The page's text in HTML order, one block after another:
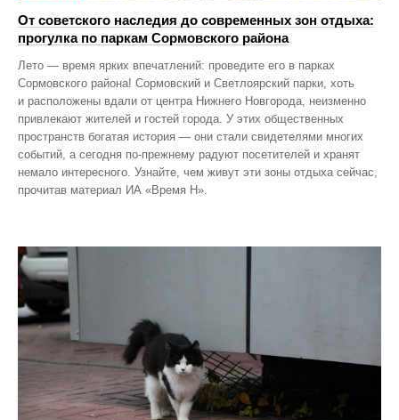
От советского наследия до современных зон отдыха:
прогулка по паркам Сормовского района
Лето — время ярких впечатлений: проведите его в парках
Сормовского района! Сормовский и Светлоярский парки, хоть
и расположены вдали от центра Нижнего Новгорода, неизменно
привлекают жителей и гостей города. У этих общественных
пространств богатая история — они стали свидетелями многих
событий, а сегодня по‑прежнему радуют посетителей и хранят
немало интересного. Узнайте, чем живут эти зоны отдыха сейчас,
прочитав материал ИА «Время Н».